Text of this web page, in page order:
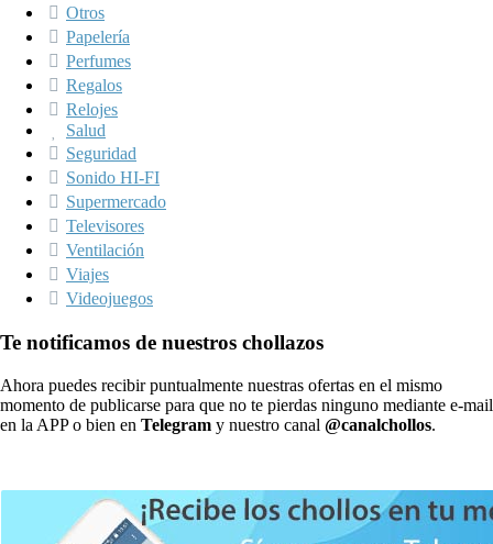
Otros
Papelería
Perfumes
Regalos
Relojes
Salud
Seguridad
Sonido HI-FI
Supermercado
Televisores
Ventilación
Viajes
Videojuegos
Te notificamos de nuestros chollazos
Ahora puedes recibir puntualmente nuestras ofertas en el mismo
momento de publicarse para que no te pierdas ninguno mediante e-mail
en la APP o bien en Telegram y nuestro canal @canalchollos.